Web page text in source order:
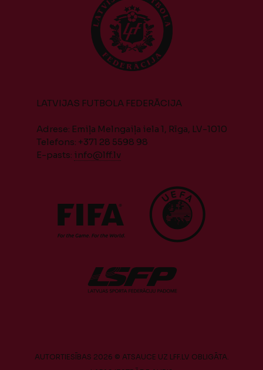
LATVIJAS FUTBOLA FEDERĀCIJA
Adrese: Emiļa Melngaiļa iela 1, Rīga, LV-1010
Telefons: +371 28 5598 98
E-pasts: info@lff.lv
AUTORTIESĪBAS 2026 © ATSAUCE UZ LFF.LV OBLIGĀTA.